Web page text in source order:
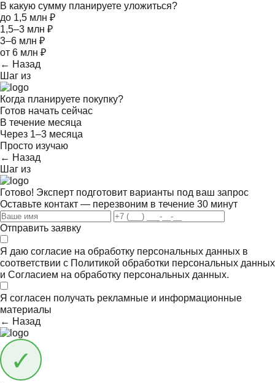
В какую сумму планируете уложиться?
до 1,5 млн ₽
1,5–3 млн ₽
3–6 млн ₽
от 6 млн ₽
← Назад
Шаг из
Когда планируете покупку?
Готов начать сейчас
В течение месяца
Через 1–3 месяца
Просто изучаю
← Назад
Шаг из
Готово! Эксперт подготовит варианты под ваш запрос
Оставьте контакт — перезвоним в течение 30 минут
Отправить заявку
Я даю согласие на обработку персональных данных в
соответствии с Политикой обработки персональных данных
и Согласием на обработку персональных данных.
Я согласен получать рекламные и информационные
материалы
← Назад